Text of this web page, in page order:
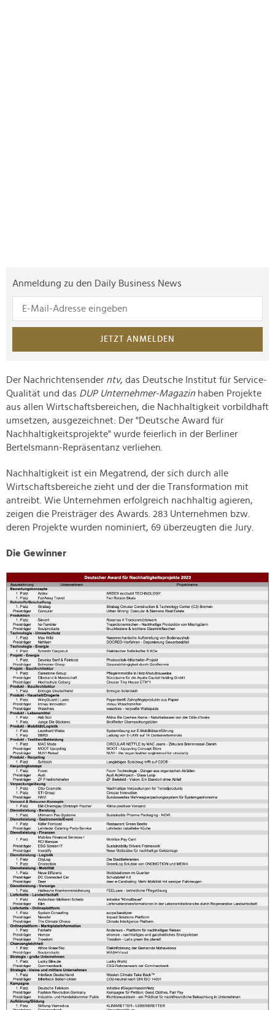
Anmeldung zu den Daily Business News
JETZT ANMELDEN
Der Nachrichtensender ntv, das Deutsche Institut für Service-
Qualität und das DUP Unternehmer-Magazin haben Projekte
aus allen Wirtschaftsbereichen, die Nachhaltigkeit vorbildhaft
umsetzen, ausgezeichnet: Der "Deutsche Award für
Nachhaltigkeitsprojekte" wurde feierlich in der Berliner
Bertelsmann-Repräsentanz verliehen.
Nachhaltigkeit ist ein Megatrend, der sich durch alle
Wirtschaftsbereiche zieht und der die Transformation mit
antreibt. Wie Unternehmen erfolgreich nachhaltig agieren,
zeigen die Preisträger des Awards. 283 Unternehmen bzw.
deren Projekte wurden nominiert, 69 überzeugten die Jury.
Die Gewinner